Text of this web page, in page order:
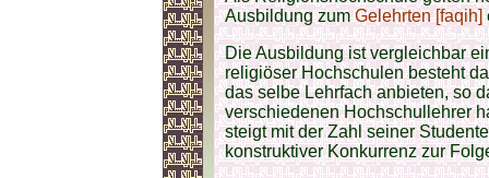
Ausbildung zumGelehrten [faqih]
Die Ausbildung ist vergleichbar
religiöser Hochschulen besteht
das selbe Lehrfach anbieten, so
verschiedenen Hochschullehrer
steigt mit der Zahl seiner
konstruktiver Konkurrenz zur